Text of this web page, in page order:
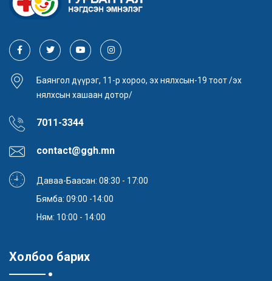
Баянгол дүүрэг, 11-р хороо, эх нялхсын-19 тоот /эх
нялхсын хашаан дотор/
7011-3344
contact@ggh.mn
Даваа-Баасан: 08:30 - 17:00
Бямба: 09:00 -14:00
Ням: 10:00 - 14:00
Холбоо барих